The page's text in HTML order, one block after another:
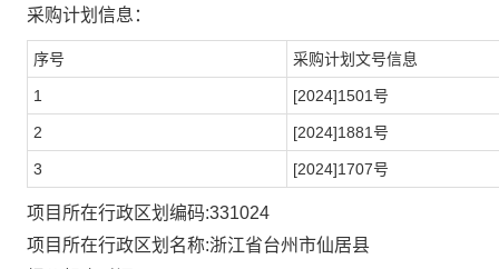
采购计划信息：
序号 采购计划文号信息
1 [2024]1501号
2 [2024]1881号
3 [2024]1707号
项目所在行政区划编码:331024
项目所在行政区划名称:浙江省台州市仙居县